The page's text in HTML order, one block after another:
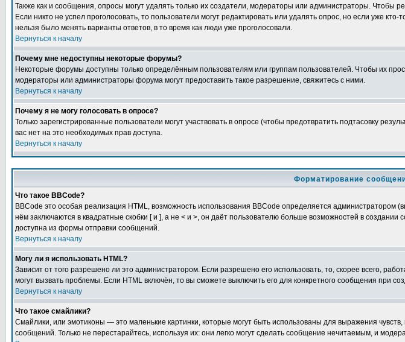
Также как и сообщения, опросы могут удалять только их создатели, модераторы или администраторы. Чтобы
Если никто не успел проголосовать, то пользователи могут редактировать или удалять опрос, но если уже
нельзя было менять варианты ответов, в то время как люди уже проголосовали.
Вернуться к началу
Почему мне недоступны некоторые форумы?
Некоторые форумы доступны только определённым пользователям или группам пользователей. Чтобы их
модераторы или администраторы форума могут предоставить такое разрешение, свяжитесь с ними.
Вернуться к началу
Почему я не могу голосовать в опросе?
Только зарегистрированные пользователи могут участвовать в опросе (чтобы предотвратить подтасовку
вас нет на это необходимых прав доступа.
Вернуться к началу
Форматирование
Что такое BBCode?
BBCode это особая реализация HTML, возможность использования BBCode определяется
нём заключаются в квадратные скобки [ и ], а не < и >, он даёт пользователю больше возможностей в
доступна из формы отправки сообщений.
Вернуться к началу
Могу ли я использовать HTML?
Зависит от того разрешено ли это администратором. Если разрешено его использовать, то, скорее всего,
могут вызвать проблемы. Если HTML включён, то вы сможете выключить его для конкретного сообщения при
Вернуться к началу
Что такое смайлики?
Смайлики, или эмотиконы — это маленькие картинки, которые могут быть использованы для выражения
сообщений. Только не перестарайтесь, используя их: они легко могут сделать сообщение нечитаемым, и